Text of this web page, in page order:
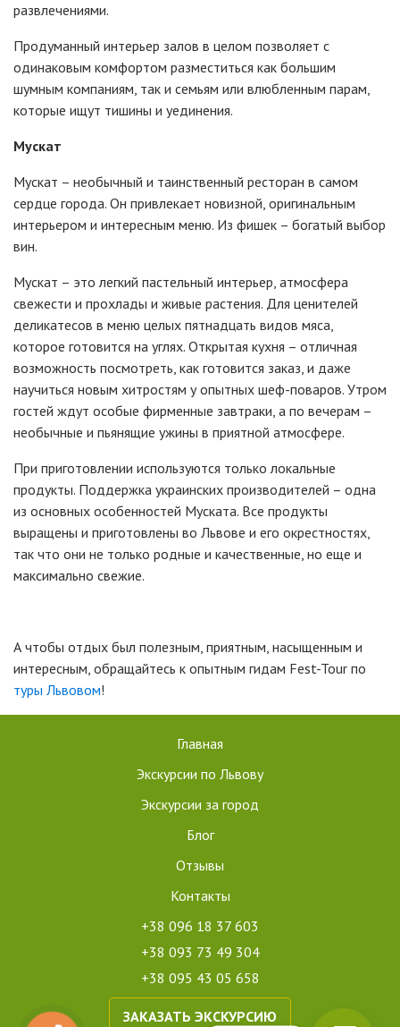
развлечениями.
Продуманный интерьер залов в целом позволяет с
одинаковым комфортом разместиться как большим
шумным компаниям, так и семьям или влюбленным парам,
которые ищут тишины и уединения.
Мускат
Мускат – необычный и таинственный ресторан в самом
сердце города. Он привлекает новизной, оригинальным
интерьером и интересным меню. Из фишек – богатый выбор
вин.
Мускат – это легкий пастельный интерьер, атмосфера
свежести и прохлады и живые растения. Для ценителей
деликатесов в меню целых пятнадцать видов мяса,
которое готовится на углях. Открытая кухня – отличная
возможность посмотреть, как готовится заказ, и даже
научиться новым хитростям у опытных шеф-поваров. Утром
гостей ждут особые фирменные завтраки, а по вечерам –
необычные и пьянящие ужины в приятной атмосфере.
При приготовлении используются только локальные
продукты. Поддержка украинских производителей – одна
из основных особенностей Муската. Все продукты
выращены и приготовлены во Львове и его окрестностях,
так что они не только родные и качественные, но еще и
максимально свежие.
А чтобы отдых был полезным, приятным, насыщенным и
интересным, обращайтесь к опытным гидам Fest-Tour по
туры Львовом!
Главная
Экскурсии по Львову
Экскурсии за город
Блог
Отзывы
Контакты
+38 096 18 37 603
+38 093 73 49 304
+38 095 43 05 658
ЗАКАЗАТЬ ЭКСКУРСИЮ